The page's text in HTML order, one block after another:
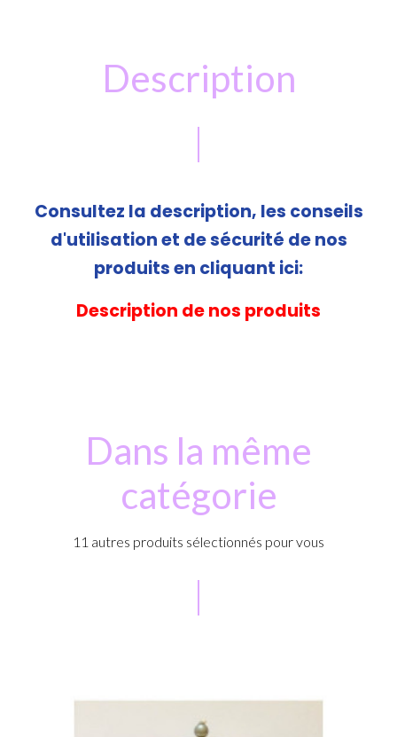
Description
Consultez la description, les conseils
d'utilisation et de sécurité de nos
produits en cliquant ici:
Description de nos produits
Dans la même
catégorie
11 autres produits sélectionnés pour vous